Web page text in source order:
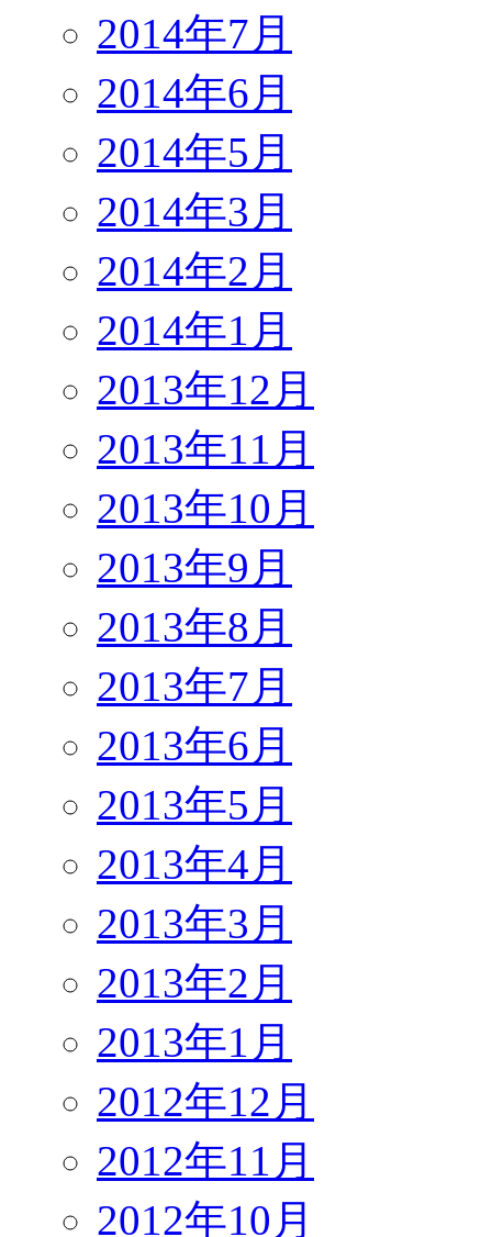
2014年7月
2014年6月
2014年5月
2014年3月
2014年2月
2014年1月
2013年12月
2013年11月
2013年10月
2013年9月
2013年8月
2013年7月
2013年6月
2013年5月
2013年4月
2013年3月
2013年2月
2013年1月
2012年12月
2012年11月
2012年10月